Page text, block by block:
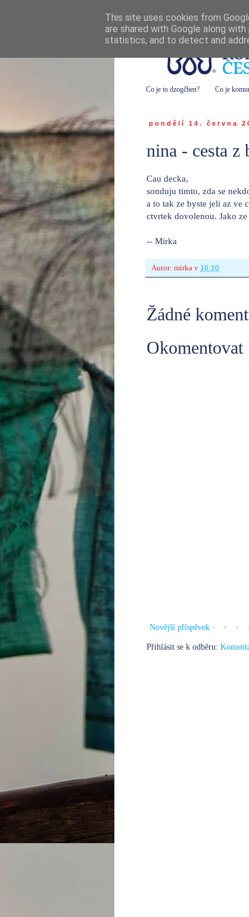
Co je to dzogčhen? Co je
pondělí 14. června
nina - cesta z
Cau decka,
sonduju timto, zda se
a to tak ze byste jeli az ve
ctvrtek dovolenou. Jako
-- Mirka
Autor: mirka v 16:10
Žádné
Okomentovat
Novější příspěvek
Přihlásit se k odběru:
This site uses cookies from
are shared with Google along
statistics, and to detect and